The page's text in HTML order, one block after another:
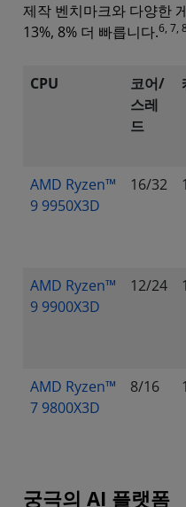
제작 벤치마크와 다양한
13%, 8% 더 빠릅니다.6, 7,
CPU
코어/
스레
드
AMD Ryzen™
9 9950X3D
16/32
AMD Ryzen™
9 9900X3D
12/24
AMD Ryzen™
7 9800X3D
8/16
궁극의 AI 플랫폼